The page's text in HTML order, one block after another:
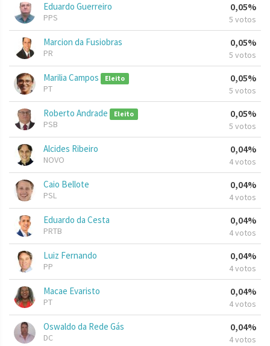
Eduardo Guerreiro
PPS
0,05%
5 votos
Marcion da Fusiobras
PR
0,05%
5 votos
Marilia Campos Eleito
PT
0,05%
5 votos
Roberto Andrade Eleito
PSB
0,05%
5 votos
Alcides Ribeiro
NOVO
0,04%
4 votos
Caio Bellote
PSL
0,04%
4 votos
Eduardo da Cesta
PRTB
0,04%
4 votos
Luiz Fernando
PP
0,04%
4 votos
Macae Evaristo
PT
0,04%
4 votos
Oswaldo da Rede Gás
DC
0,04%
4 votos